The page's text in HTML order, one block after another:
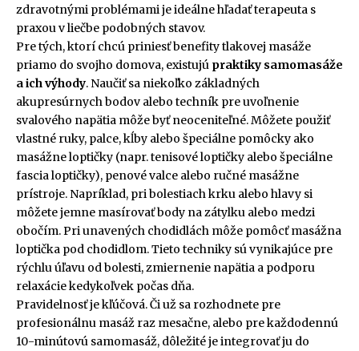
zdravotnými problémami je ideálne hľadať terapeuta s
praxou v liečbe podobných stavov.
Pre tých, ktorí chcú priniesť benefity tlakovej masáže
priamo do svojho domova, existujú praktiky samomasáže
a ich výhody. Naučiť sa niekoľko základných
akupresúrnych bodov alebo techník pre uvoľnenie
svalového napätia môže byť neoceniteľné. Môžete použiť
vlastné ruky, palce, kĺby alebo špeciálne pomôcky ako
masážne loptičky (napr. tenisové loptičky alebo špeciálne
fascia loptičky), penové valce alebo ručné masážne
prístroje. Napríklad, pri bolestiach krku alebo hlavy si
môžete jemne masírovať body na zátylku alebo medzi
obočím. Pri unavených chodidlách môže pomôcť masážna
loptička pod chodidlom. Tieto techniky sú vynikajúce pre
rýchlu úľavu od bolesti, zmiernenie napätia a podporu
relaxácie kedykoľvek počas dňa.
Pravidelnosť je kľúčová. Či už sa rozhodnete pre
profesionálnu masáž raz mesačne, alebo pre každodennú
10-minútovú samomasáž, dôležité je integrovať ju do